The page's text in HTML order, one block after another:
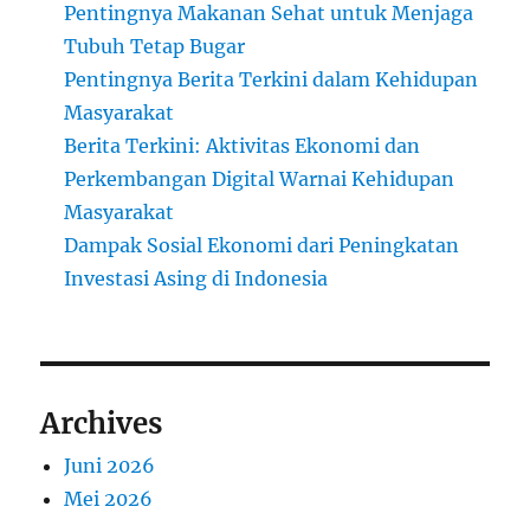
Pentingnya Makanan Sehat untuk Menjaga
Tubuh Tetap Bugar
Pentingnya Berita Terkini dalam Kehidupan
Masyarakat
Berita Terkini: Aktivitas Ekonomi dan
Perkembangan Digital Warnai Kehidupan
Masyarakat
Dampak Sosial Ekonomi dari Peningkatan
Investasi Asing di Indonesia
Archives
Juni 2026
Mei 2026